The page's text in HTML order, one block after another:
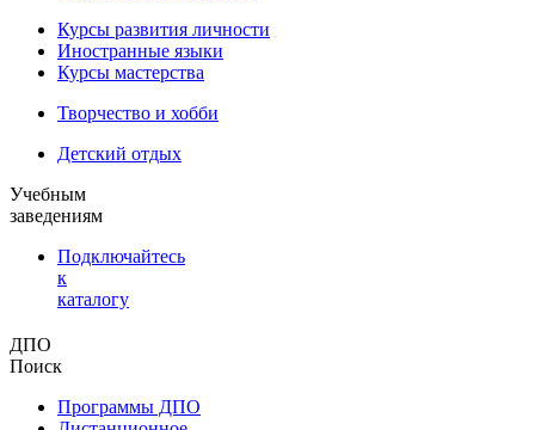
Курсы развития личности
Иностранные языки
Курсы мастерства
Творчество и хобби
Детский отдых
Учебным
заведениям
Подключайтесь
к
каталогу
ДПО
Поиск
Программы ДПО